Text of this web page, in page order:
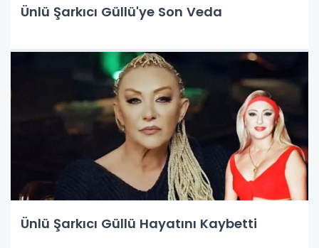
Ünlü Şarkıcı Güllü'ye Son Veda
Ünlü Şarkıcı Güllü Hayatını Kaybetti